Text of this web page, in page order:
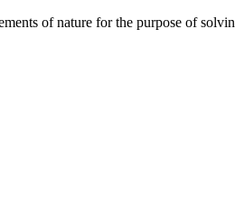
of nature for the purpose of